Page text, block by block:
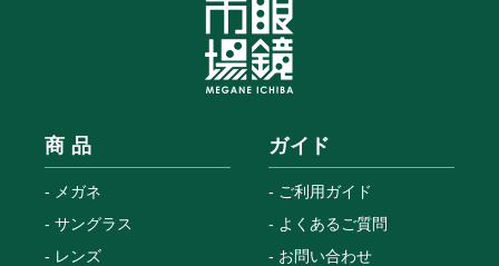
商 品
メガネ
サングラス
レンズ
ガイド
ご利用ガイド
よくあるご質問
お問い合わせ